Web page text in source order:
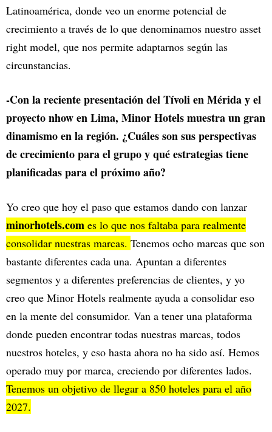
Latinoamérica, donde veo un enorme potencial de
crecimiento a través de lo que denominamos nuestro asset
right model, que nos permite adaptarnos según las
circunstancias.
-Con la reciente presentación del Tívoli en Mérida y el
proyecto nhow en Lima, Minor Hotels muestra un gran
dinamismo en la región. ¿Cuáles son sus perspectivas
de crecimiento para el grupo y qué estrategias tiene
planificadas para el próximo año?
Yo creo que hoy el paso que estamos dando con lanzar
minorhotels.com es lo que nos faltaba para realmente
consolidar nuestras marcas. Tenemos ocho marcas que son
bastante diferentes cada una. Apuntan a diferentes
segmentos y a diferentes preferencias de clientes, y yo
creo que Minor Hotels realmente ayuda a consolidar eso
en la mente del consumidor. Van a tener una plataforma
donde pueden encontrar todas nuestras marcas, todos
nuestros hoteles, y eso hasta ahora no ha sido así. Hemos
operado muy por marca, creciendo por diferentes lados.
Tenemos un objetivo de llegar a 850 hoteles para el año
2027.